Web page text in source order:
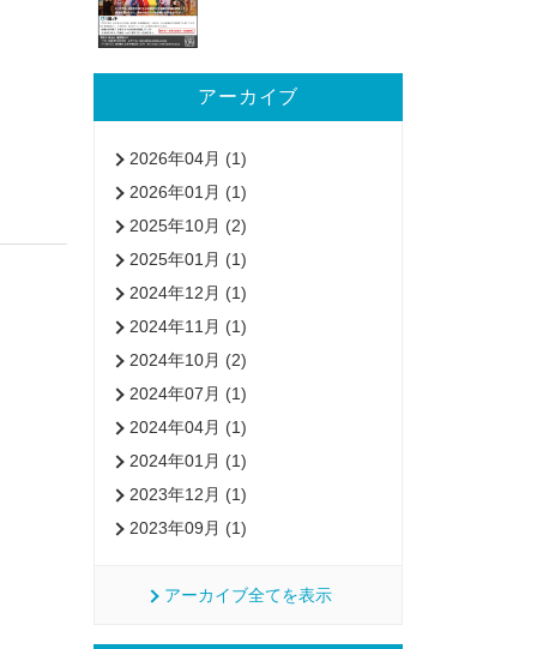
アーカイブ
2026年04月 (1)
2026年01月 (1)
2025年10月 (2)
2025年01月 (1)
2024年12月 (1)
2024年11月 (1)
2024年10月 (2)
2024年07月 (1)
2024年04月 (1)
2024年01月 (1)
2023年12月 (1)
2023年09月 (1)
アーカイブ全てを表示